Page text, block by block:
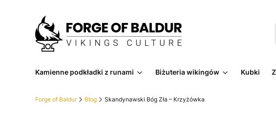
Kamienne podkładki z runami Biżuteria wikingów Kubki
Forge of Baldur Blog Skandynawski Bóg Zła – Krzyżówka